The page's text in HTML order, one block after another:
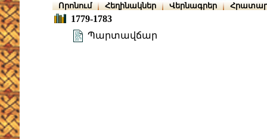
Որոնում Հեղինակներ Վերնագրեր
1779-1783
Պարտավճար